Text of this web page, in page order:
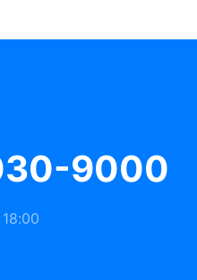
9000